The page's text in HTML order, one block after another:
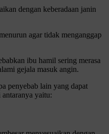
dengan keberadaan janin
agar tidak menganggap
ibu hamil sering merasa
gejala masuk angin.
penyebab lain yang dapat
yaitu: